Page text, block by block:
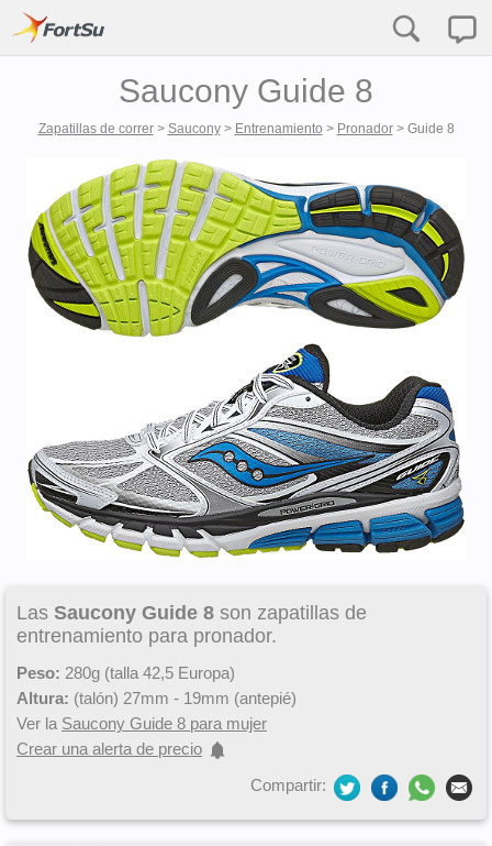
Saucony Guide 8
Zapatillas de correr> Saucony> Entrenamiento > Pronador> Guide 8
Las Saucony Guide 8 son zapatillas de
entrenamiento para pronador.
Peso: 280g (talla 42,5 Europa)
Altura: (talón) 27mm - 19mm (antepié)
Ver la Saucony Guide 8 para mujer
Crear una alerta de precio
Compartir: